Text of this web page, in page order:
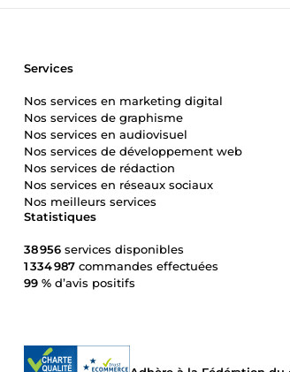
Statistiques
38 956 services disponibles
1 334 987 commandes effectuées
99 % d’avis positifs
Services
Nos services en marketing digital
Nos services de graphisme
Nos services en audiovisuel
Nos services de développement web
Nos services de rédaction
Nos services en réseaux sociaux
Nos meilleurs services